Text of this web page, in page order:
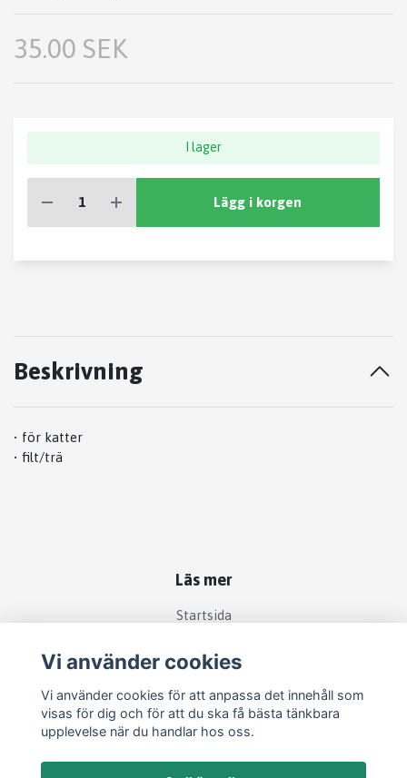
35.00 SEK
I lager
Lägg i korgen
Beskrivning
• för katter
• filt/trä
Läs mer
Startsida
Kontakt
Om köp och returer
Produkter
Vi använder cookies
Vi använder cookies för att anpassa det innehåll som
visas för dig och för att du ska få bästa tänkbara
upplevelse när du handlar hos oss.